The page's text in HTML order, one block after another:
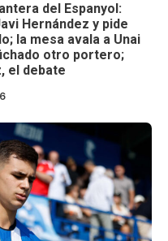
del Espanyol:
Hernández y pide
la mesa avala a Unai
otro portero;
el debate